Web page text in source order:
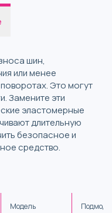
шин,
или менее
Это могут
Замените эти
эластомерные
длительную
безопасное и
средство.
Модель